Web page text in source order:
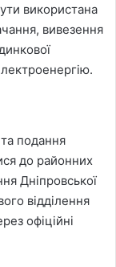
використана
вивезення
та подання
до районних
Дніпровської
відділення
офіційні